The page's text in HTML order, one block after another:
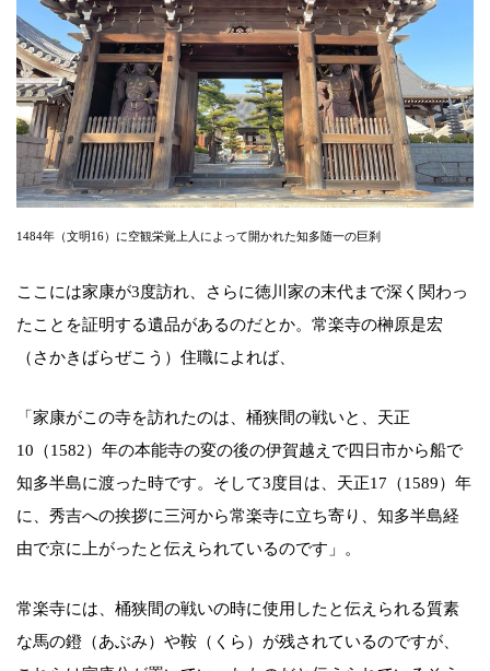
1484年（文明16）に空観栄覚上人によって開かれた知多随一の巨刹
ここには家康が3度訪れ、さらに徳川家の末代まで深く関わっ
たことを証明する遺品があるのだとか。常楽寺の榊原是宏
（さかきばらぜこう）住職によれば、
「家康がこの寺を訪れたのは、桶狭間の戦いと、天正
10（1582）年の本能寺の変の後の伊賀越えで四日市から船で
知多半島に渡った時です。そして3度目は、天正17（1589）年
に、秀吉への挨拶に三河から常楽寺に立ち寄り、知多半島経
由で京に上がったと伝えられているのです」。
常楽寺には、桶狭間の戦いの時に使用したと伝えられる質素
な馬の鐙（あぶみ）や鞍（くら）が残されているのですが、